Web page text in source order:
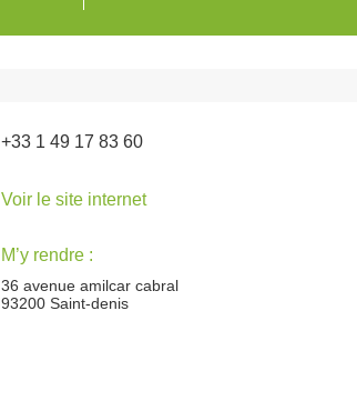
+33 1 49 17 83 60
Voir le site internet
M’y rendre :
36 avenue amilcar cabral
93200 Saint-denis